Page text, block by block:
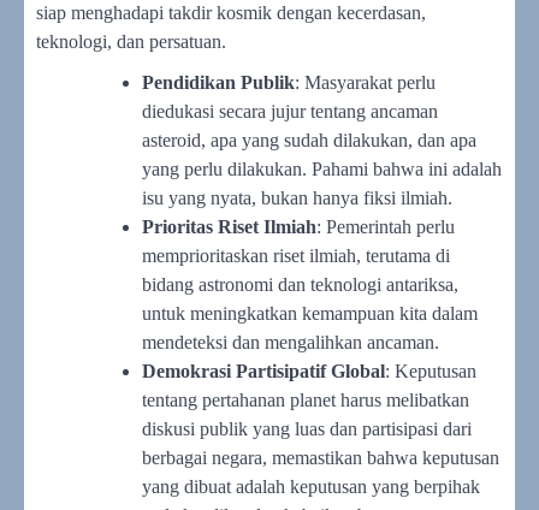
siap menghadapi takdir kosmik dengan kecerdasan,
teknologi, dan persatuan.
Pendidikan Publik: Masyarakat perlu
diedukasi secara jujur tentang ancaman
asteroid, apa yang sudah dilakukan, dan apa
yang perlu dilakukan. Pahami bahwa ini adalah
isu yang nyata, bukan hanya fiksi ilmiah.
Prioritas Riset Ilmiah: Pemerintah perlu
memprioritaskan riset ilmiah, terutama di
bidang astronomi dan teknologi antariksa,
untuk meningkatkan kemampuan kita dalam
mendeteksi dan mengalihkan ancaman.
Demokrasi Partisipatif Global: Keputusan
tentang pertahanan planet harus melibatkan
diskusi publik yang luas dan partisipasi dari
berbagai negara, memastikan bahwa keputusan
yang dibuat adalah keputusan yang berpihak